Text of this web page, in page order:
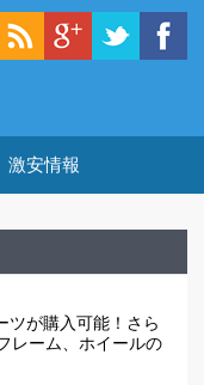
激安情報
ツが購入可能！さら
レーム、ホイールの